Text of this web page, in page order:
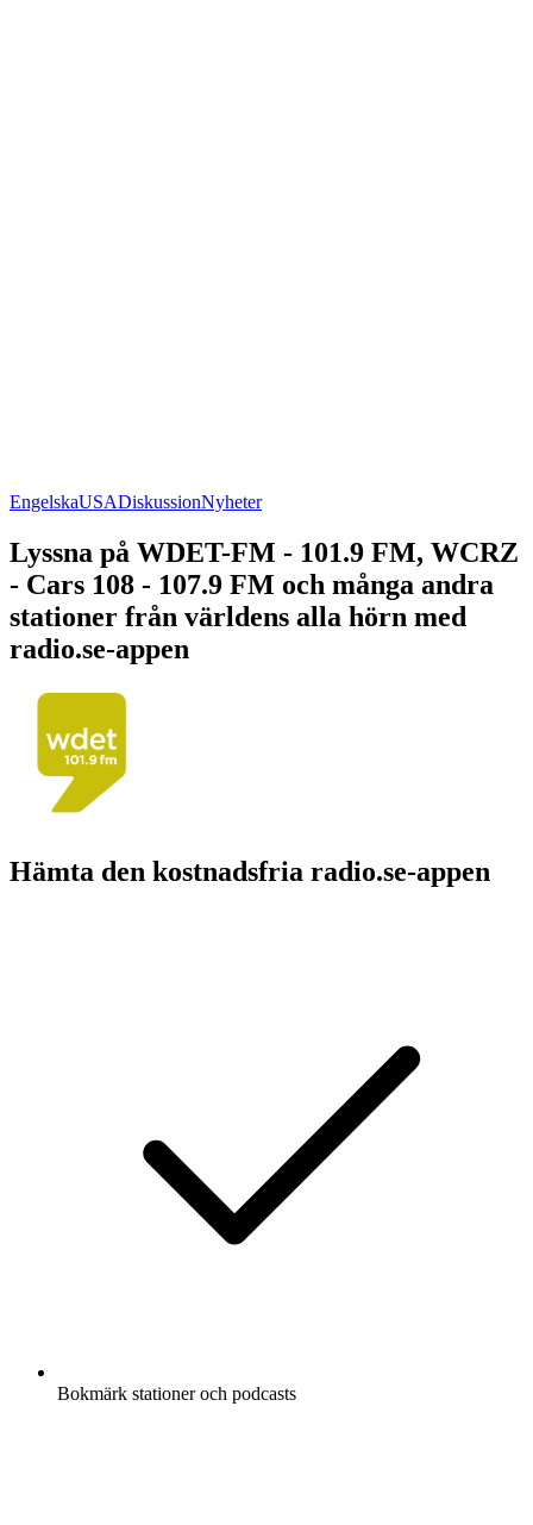
EngelskaUSADiskussionNyheter
Lyssna på WDET-FM - 101.9 FM, WCRZ
- Cars 108 - 107.9 FM och många andra
stationer från världens alla hörn med
radio.se-appen
Hämta den kostnadsfria radio.se-appen
Bokmärk stationer och podcasts